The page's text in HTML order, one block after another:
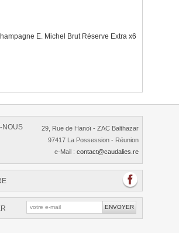
E. Michel Brut Réserve Extra x6
NOUS
29, Rue de Hanoï - ZAC Balthazar
97417 La Possession - Réunion
e-Mail : contact@caudalies.re